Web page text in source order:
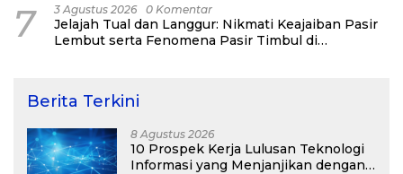
7 3 Agustus 2026 0 Komentar
Jelajah Tual dan Langgur: Nikmati Keajaiban Pasir
Lembut serta Fenomena Pasir Timbul di
Berita Terkini
8 Agustus 2026
10 Prospek Kerja Lulusan Teknologi
Informasi yang Menjanjikan dengan